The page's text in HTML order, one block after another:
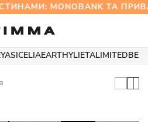
MONOBANK ТА
SICELIAEARTHYLIETALIMITED